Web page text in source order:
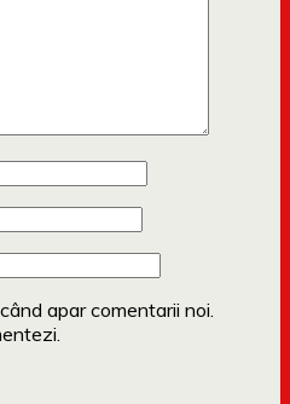
apar comentarii noi.